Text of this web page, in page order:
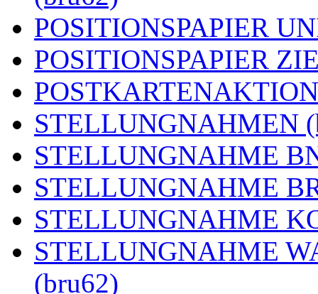
POSITIONSPAPIER
POSITIONSPAPIER
STELLUNGNAHMEN
STELLUNGNAHME
STELLUNGNAHME
STELLUNGNAHME
STELLUNGNAHME
(bru62)